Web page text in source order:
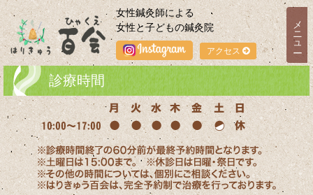
女性鍼灸師による
女性と子どもの鍼灸院
アクセス
診療時間
メニュー